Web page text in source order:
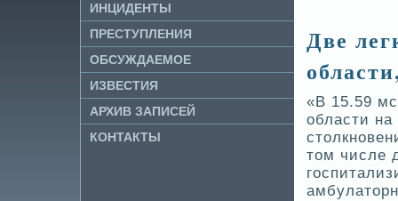
ИНЦИДЕНТЫ
ПРЕСТУПЛЕНИЯ
ОБСУЖДАЕМОЕ
ИЗВЕ­СТИЯ
АРХИВ ЗАПИСЕЙ
КОНТАКТЫ
Две­
«В 15.59
области
том числе